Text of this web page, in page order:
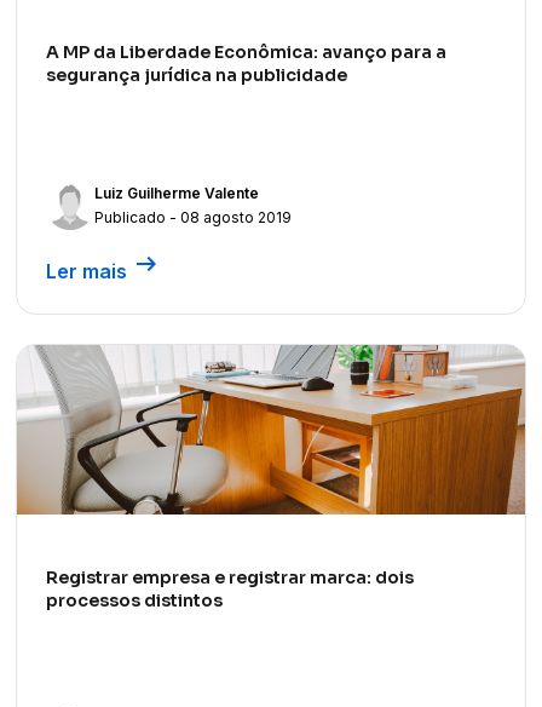
A MP da Liberdade Econômica: avanço para a
segurança jurídica na publicidade
Luiz Guilherme Valente
Publicado - 08 agosto 2019
Ler mais arrow_right_alt
Registrar empresa e registrar marca: dois
processos distintos